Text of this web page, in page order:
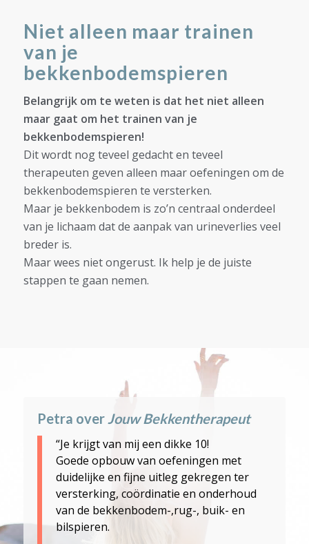
Niet alleen maar trainen
van je
bekkenbodemspieren
Belangrijk om te weten is dat het niet alleen
maar gaat om het trainen van je
bekkenbodemspieren!
Dit wordt nog teveel gedacht en teveel
therapeuten geven alleen maar oefeningen om de
bekkenbodemspieren te versterken.
Maar je bekkenbodem is zo’n centraal onderdeel
van je lichaam dat de aanpak van urineverlies veel
breder is.
Maar wees niet ongerust. Ik help je de juiste
stappen te gaan nemen.
Petra over Jouw Bekkentherapeut
“Je krijgt van mij een dikke 10!
Goede opbouw van oefeningen met
duidelijke en fijne uitleg gekregen ter
versterking, coördinatie en onderhoud
van de bekkenbodem-,rug-, buik- en
bilspieren.